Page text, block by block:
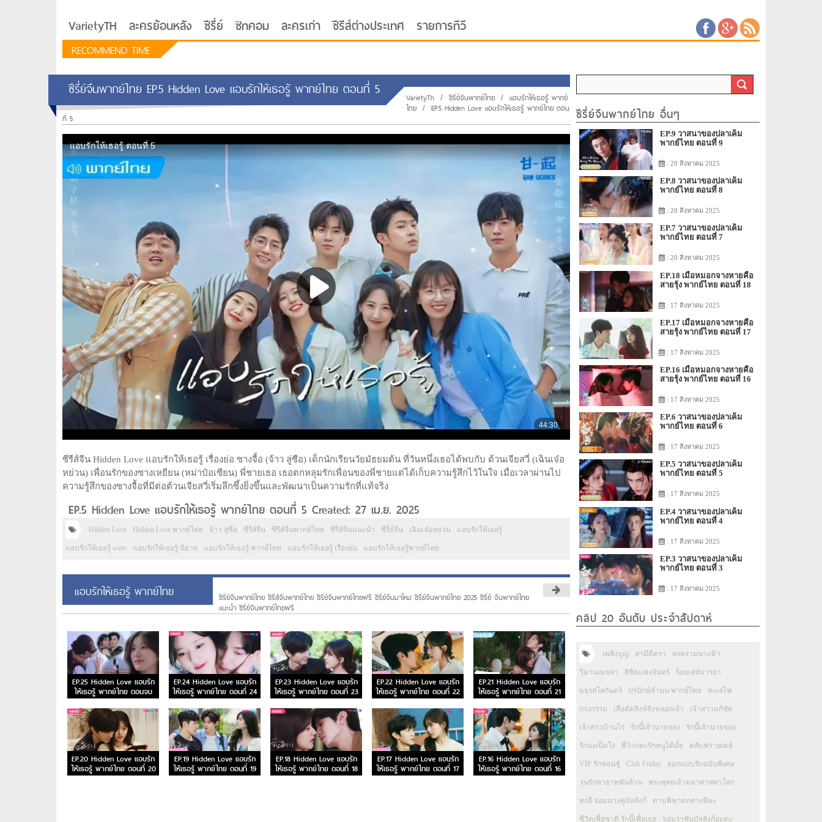
VarietyTH ละครย้อนหลัง ซีรี่ย์ ซิทคอม ละครเก่า ซีรีส์ต่างประเทศ รายการทีวี
RECOMMEND TIME
รักอยู่ประตูถัดไป
ซีรีย์เกาหลี Love Next Door ซับไทย
ซีรี่ย์จีนพากย์ไทย EP.5 Hidden Love แอบรักให้เธอรู้ พากย์ไทย ตอนที่ 5 VarietyTh / ซีรี่ย์จีนพากย์ไทย / แอบรักให้เธอรู้ พากย์
ไทย / EP.5 Hidden Love แอบรักให้เธอรู้ พากย์ไทย ตอน
ที่ 5
ซีรีส์จีน Hidden Love แอบรักให้เธอรู้ เรื่องย่อ ซางจื้อ (จ้าว ลู่ซือ) เด็กนักเรียนวัยมัธยมต้น ที่วันหนึ่งเธอได้พบกับ ต้วนเจียสวี่ (เฉินเจ๋อ
หย่วน) เพื่อนรักของซางเหยียน (หม่าป๋อเซียน) พี่ชายเธอ เธอตกหลุมรักเพื่อนของพี่ชายแต่ได้เก็บความรู้สึกไว้ในใจ เมื่อเวลาผ่านไป
ความรู้สึกของซางจื้อที่มีต่อต้วนเจียสวี่เริ่มลึกซึ้งยิ่งขึ้นและพัฒนาเป็นความรักที่แท้จริง
EP.5 Hidden Love แอบรักให้เธอรู้ พากย์ไทย ตอนที่ 5 Created: 27 เม.ย. 2025
Hidden Love Hidden Love พากย์ไทย จ้าว ลู่ซือ ซีรีส์จีน ซีรีส์จีนพากย์ไทย ซีรีส์จีนแนะนำ ซีรี่ย์จีน เฉินเจ๋อหย่วน แอบรักให้เธอรู้
แอบรักให้เธอรู้ wetv แอบรักให้เธอรู้ นิยาย แอบรักให้เธอรู้ พากย์ไทย แอบรักให้เธอรู้ เรื่องย่อ แอบรักให้เธอรู้พากย์ไทย
แอบรักให้เธอรู้ พากย์ไทย
ซีรี่ย์จีนพากย์ไทย ซีรีส์จีนพากย์ไทย ซีรี่ย์จีนพากย์ไทยฟรี ซีรี่ย์จีนมาใหม่ ซีรี่ย์จีนพากย์ไทย 2025 ซีรี่ย์ จีนพากย์ไทย
แนะนํา ซีรี่ย์จีนพากย์ไทยฟรี
EP.25 Hidden Love แอบรัก
ให้เธอรู้ พากย์ไทย ตอนจบ
EP.24 Hidden Love แอบรัก
ให้เธอรู้ พากย์ไทย ตอนที่ 24
EP.23 Hidden Love แอบรัก
ให้เธอรู้ พากย์ไทย ตอนที่ 23
EP.22 Hidden Love แอบรัก
ให้เธอรู้ พากย์ไทย ตอนที่ 22
EP.21 Hidden Love แอบรัก
ให้เธอรู้ พากย์ไทย ตอนที่ 21
EP.20 Hidden Love แอบรัก
ให้เธอรู้ พากย์ไทย ตอนที่ 20
EP.19 Hidden Love แอบรัก
ให้เธอรู้ พากย์ไทย ตอนที่ 19
EP.18 Hidden Love แอบรัก
ให้เธอรู้ พากย์ไทย ตอนที่ 18
EP.17 Hidden Love แอบรัก
ให้เธอรู้ พากย์ไทย ตอนที่ 17
EP.16 Hidden Love แอบรัก
ให้เธอรู้ พากย์ไทย ตอนที่ 16
ซีรี่ย์จีนพากย์ไทย อื่นๆ
EP.9 วาสนาของปลาเค็ม
พากย์ไทย ตอนที่ 9
: 20 สิงหาคม 2025
EP.8 วาสนาของปลาเค็ม
พากย์ไทย ตอนที่ 8
: 20 สิงหาคม 2025
EP.7 วาสนาของปลาเค็ม
พากย์ไทย ตอนที่ 7
: 20 สิงหาคม 2025
EP.18 เมื่อหมอกจางหายคือ
สายรุ้ง พากย์ไทย ตอนที่ 18
: 17 สิงหาคม 2025
EP.17 เมื่อหมอกจางหายคือ
สายรุ้ง พากย์ไทย ตอนที่ 17
: 17 สิงหาคม 2025
EP.16 เมื่อหมอกจางหายคือ
สายรุ้ง พากย์ไทย ตอนที่ 16
: 17 สิงหาคม 2025
EP.6 วาสนาของปลาเค็ม
พากย์ไทย ตอนที่ 6
: 17 สิงหาคม 2025
EP.5 วาสนาของปลาเค็ม
พากย์ไทย ตอนที่ 5
: 17 สิงหาคม 2025
EP.4 วาสนาของปลาเค็ม
พากย์ไทย ตอนที่ 4
: 17 สิงหาคม 2025
EP.3 วาสนาของปลาเค็ม
พากย์ไทย ตอนที่ 3
: 17 สิงหาคม 2025
คลิป 20 อันดับ ประจำสัปดาห์
เพลิงบุญ สามีตีตรา สงครามนางฟ้า
วิมานเมขลา ลิขิตแห่งจันทร์ ร้อยเล่ห์มารยา
มธุรสโลกันตร์ ปรปักษ์จำนน พากย์ไทย ทะเลไฟ
กรงกรรม เสือตัดสิงห์ลิงหลอกเจ้า เจ้าสาวแก้ขัด
เจ้าสาวบ้านไร่ รักนี้เจ้านายจอง รักนี้เจ้านายจอง
รักนะเป็ดโง่ พี่ว้ากคะรักหนูได้มั้ย คลับฟรายเดย์
VIP รักซ่อนชู้ Club Friday ออกแบบรักฉบับพิเศษ
วุ่นรักทายาทพันล้าน พระพุทธเจ้ามหาศาสดาโลก
ทงอี จอมนางคู่บัลลังก์ ดาบพิฆาตกลางหิมะ
ชีวิตเพื่อชาติ รักนี้เพื่อเธอ จอมราชันบัลลังก์อมตะ